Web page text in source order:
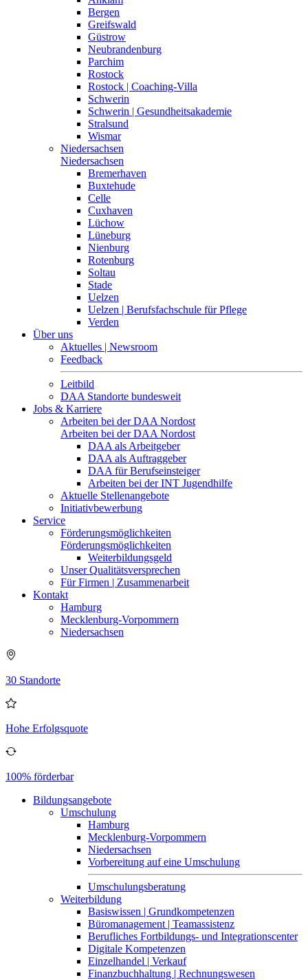
Bergen
Greifswald
Güstrow
Neubrandenburg
Parchim
Rostock
Rostock | Coaching-Villa
Schwerin
Schwerin | Gesundheitsakademie
Stralsund
Wismar
Niedersachsen
Niedersachsen
Bremerhaven
Buxtehude
Celle
Cuxhaven
Lüchow
Lüneburg
Nienburg
Rotenburg
Soltau
Stade
Uelzen
Uelzen | Berufsfachschule für Pflege
Verden
Über uns
Aktuelles | Newsroom
Feedback
Leitbild
DAA Standorte bundesweit
Jobs & Karriere
Arbeiten bei der DAA Nordost
Arbeiten bei der DAA Nordost
DAA als Arbeitgeber
DAA als Auftraggeber
DAA für Berufseinsteiger
Arbeiten bei der INT Jugendhilfe
Aktuelle Stellenangebote
Initiativbewerbung
Service
Förderungsmöglichkeiten
Förderungsmöglichkeiten
Weiterbildungsgeld
Unser Qualitätsversprechen
Für Firmen | Zusammenarbeit
Kontakt
Hamburg
Mecklenburg-Vorpommern
Niedersachsen
30 Standorte
Hohe Erfolgsquote
100% förderbar
Bildungsangebote
Umschulung
Hamburg
Mecklenburg-Vorpommern
Niedersachsen
Vorbereitung auf eine Umschulung
Umschulungsberatung
Weiterbildung
Basiswissen | Grundkompetenzen
Büromanagement | Teamassistenz
Berufliches Fortbildungs- und Integrationscenter
Digitale Kompetenzen
Einzelhandel | Verkauf
Finanzbuchhaltung | Rechnungswesen